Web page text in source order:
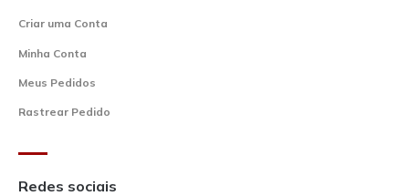
Criar uma Conta
Minha Conta
Meus Pedidos
Rastrear Pedido
Redes sociais